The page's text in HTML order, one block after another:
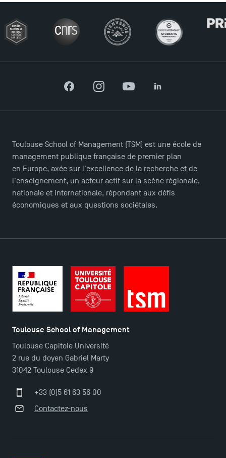
TSM Éducation
TSM-Research
TSM Doctoral Programme
FacebookInstagramYouTubeLinkedIn
Toulouse School of Management (TSM) est une école de
management publique française de premier plan
en Europe, axée sur l'excellence de la recherche et de
l'enseignement, un acteur actif sur la scène régionale,
nationale et internationale, répondant aux défis
économiques et aux questions sociétales.
Toulouse School of Management
Toulouse Capitole Université
2 rue du doyen Gabriel Marty
31042 Toulouse Cedex 9
+33 (0)5 61 63 56 00
Contactez-nous